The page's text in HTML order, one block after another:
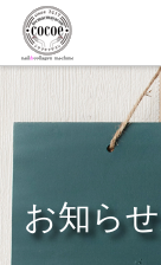
お知らせ